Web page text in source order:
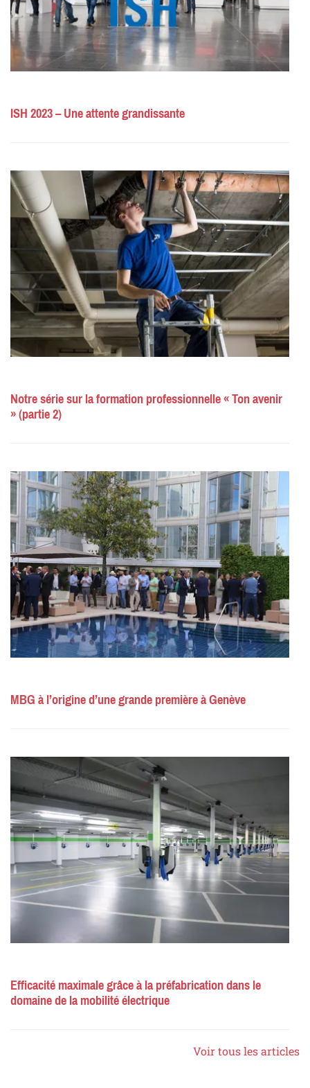
ISH 2023 – Une attente grandissante
Notre série sur la formation professionnelle « Ton avenir
» (partie 2)
MBG à l’origine d’une grande première à Genève
Efficacité maximale grâce à la préfabrication dans le
domaine de la mobilité électrique
Voir tous les articles